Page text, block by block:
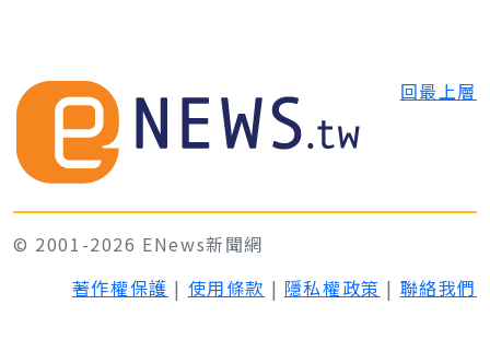
回最上層
© 2001-2026 ENews新聞網
著作權保護 | 使用條款 | 隱私權政策 | 聯絡我們